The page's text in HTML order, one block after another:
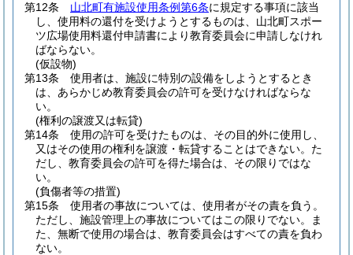
第12条
山北町有施設使用条例第6条に規定する事項に該当
し、使用料の還付を受けようとするものは、山北町スポー
ツ広場使用料還付申請書により教育委員会に申請しなけれ
ばならない。
(仮設物)
第13条
使用者は、施設に特別の設備をしようとするとき
は、あらかじめ教育委員会の許可を受けなければならな
い。
(権利の譲渡又は転貸)
第14条
使用の許可を受けたものは、その目的外に使用し、
又はその使用の権利を譲渡・転貸することはできない。 た
だし、教育委員会の許可を得た場合は、その限りではな
い。
(負傷者等の措置)
第15条
使用者の事故については、使用者がその責を負う。
ただし、施設管理上の事故についてはこの限りでない。
ま
た、無断で使用の場合は、教育委員会はすべての責を負わ
ない。